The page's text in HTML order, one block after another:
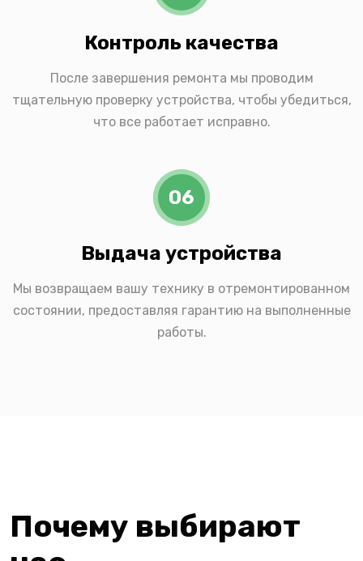
Контроль качества
После завершения ремонта мы проводим
тщательную проверку устройства, чтобы убедиться,
что все работает исправно.
06
Выдача устройства
Мы возвращаем вашу технику в отремонтированном
состоянии, предоставляя гарантию на выполненные
работы.
Почему выбирают